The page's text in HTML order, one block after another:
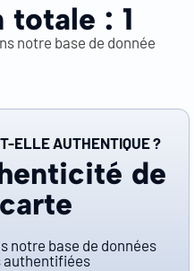
totale : 1
notre base de donnée
ELLE AUTHENTIQUE ?
de
notre base de données
authentifiées